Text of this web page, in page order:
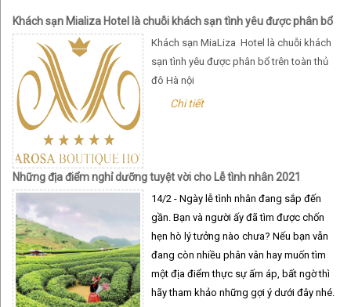
Khách sạn Mializa Hotel là chuỗi khách sạn tình yêu được phân bổ
trên toàn thủ đô Hà nội
Khách sạn MiaLiza Hotel là chuỗi khách
sạn tình yêu được phân bổ trên toàn thủ
đô Hà nội
Chi tiết
Những địa điểm nghỉ dưỡng tuyệt vời cho Lễ tình nhân 2021
14/2 - Ngày lễ tình nhân đang sắp đến
gần. Bạn và người ấy đã tìm được chốn
hẹn hò lý tưởng nào chưa? Nếu bạn vẫn
đang còn nhiều phân vân hay muốn tìm
một địa điểm thực sự ấm áp, bất ngờ thì
hãy tham khảo những gợi ý dưới đây nhé.